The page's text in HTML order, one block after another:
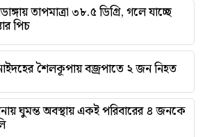
তাপমাত্রা ৩৮.৫ ডিগ্রি, গলে যাচ্ছে
পিচ
শৈলকূপায় বজ্রপাতে ২ জন নিহত
ঘুমন্ত অবস্থায় একই পরিবারের ৪ জনকে